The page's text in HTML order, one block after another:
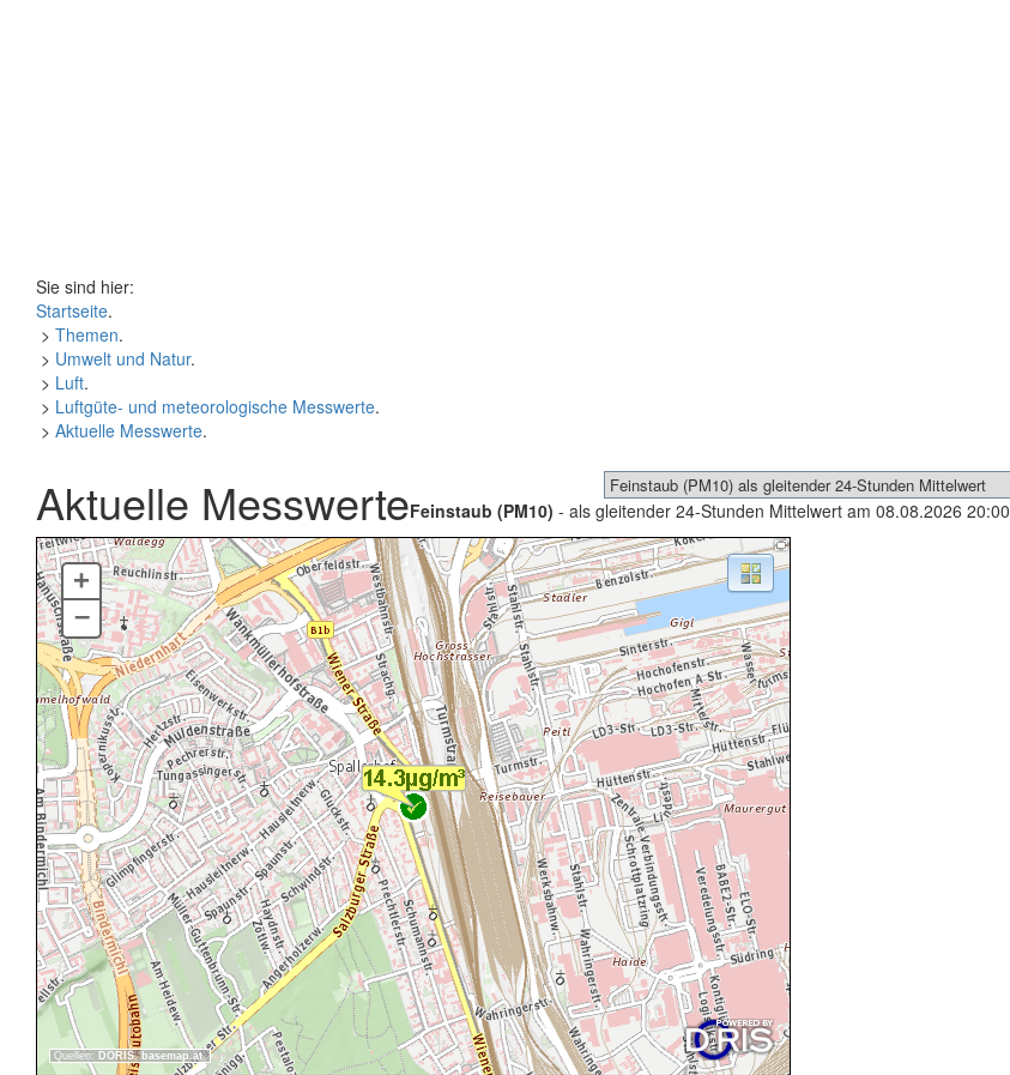
Sie sind hier:
Startseite.
> Themen.
> Umwelt und Natur.
> Luft.
> Luftgüte- und meteorologische Messwerte.
> Aktuelle Messwerte.
Aktuelle MesswerteFeinstaub (PM10) - als gleitender 24-Stunden Mittelwert am 08.08.2026 20:00
Quellen: DORIS, basemap.at
+
–